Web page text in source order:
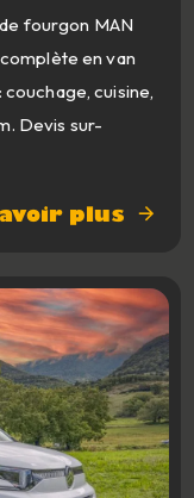
fourgon MAN
en van
cuisine,
Devis sur-
plus